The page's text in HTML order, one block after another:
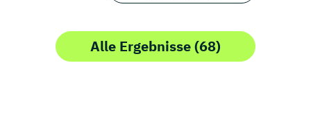
Alle Ergebnisse (68)